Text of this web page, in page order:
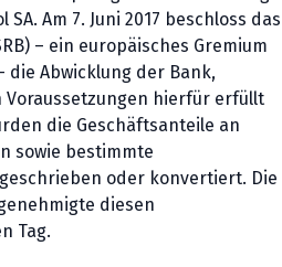
Am 7. Juni 2017 beschloss das
– ein europäisches Gremium
Abwicklung der Bank,
Voraussetzungen hierfür erfüllt
die Geschäftsanteile an
sowie bestimmte
oder konvertiert. Die
diesen
Tag.